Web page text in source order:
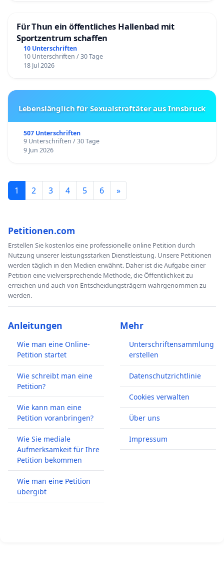
Für Thun ein öffentliches Hallenbad mit
Sportzentrum schaffen
10 Unterschriften
10 Unterschriften / 30 Tage
18 Jul 2026
Lebenslänglich für Sexualstraftäter aus Innsbruck
507 Unterschriften
9 Unterschriften / 30 Tage
9 Jun 2026
1 2 3 4 5 6 »
Petitionen.com
Erstellen Sie kostenlos eine professionelle online Petition durch
Nutzung unserer leistungsstarken Dienstleistung. Unsere Petitionen
werden täglich in den Medien erwähnt. Daher ist die Aufgabe einer
Petition eine vielversprechende Methode, die Öffentlichkeit zu
erreichen und auch von Entscheidungsträgern wahrgenommen zu
werden.
Anleitungen
Wie man eine Online-
Petition startet
Wie schreibt man eine
Petition?
Wie kann man eine
Petition voranbringen?
Wie Sie mediale
Aufmerksamkeit für Ihre
Petition bekommen
Wie man eine Petition
übergibt
Mehr
Unterschriftensammlung
erstellen
Datenschutzrichtlinie
Cookies verwalten
Über uns
Impressum